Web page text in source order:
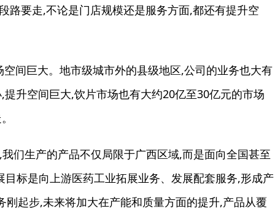
路要走,不论是门店规模还是服务方面,都还有提升空
巨大。地市级城市外的县级地区,公司的业务也大有
升空间巨大,饮片市场也有大约20亿至30亿元的市场
生产的产品不仅局限于广西区域,而是面向全国甚至
标是向上游医药工业拓展业务、发展配套服务,形成产
起步,未来将加大在产能和质量方面的提升,产品从覆